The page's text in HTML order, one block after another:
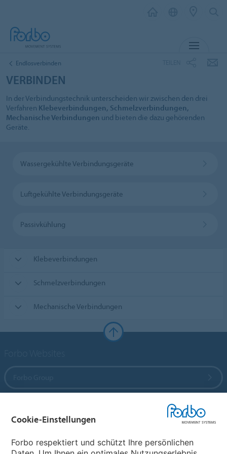
Endlosverbinden
VERBINDEN
In der Verbindungstechnik unterscheiden wir zwischen den drei
Verfahren Klebeverbindungen, Schmelzverbindungen,
Mechanische Verbindungen und bieten die dazu gehörenden
Geräte.
Wassergekühlte Verbindungsgeräte
Luftgekühlte Verbindungsgeräte
Passivkühlung
Klebeverbindungen
Schmelzverbindungen
Mechanische Verbindungen
Cookie-Einstellungen
Forbo respektiert und schützt Ihre persönlichen